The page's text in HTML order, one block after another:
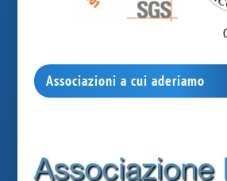
Associazioni a cui aderiamo